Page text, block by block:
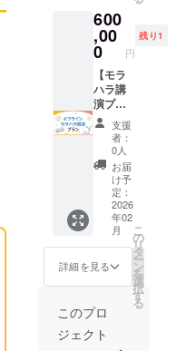
日来れ
ない場
合で
も、振
替は御
座いま
せん。
メール
にて
zoomの
URL等
をお送
りし、
当日ご
参加の
流れと
なりま
す。支
援者様
の他
に、代
表の中
川と運
か」を
代表の
中川が
説明し
ます。
支援者
様はマ
イク
OFFと
なり、
顔出し
無しを
推奨、
耳だけ
の参加
もOKで
す。イ
ベント
中に質
問が出
来る
URLを
用意
ハラス
メント
研修を
実施さ
せて頂
きま
す。1つ
のご支
援につ
回/1~2
時間と
なりま
す。
（日時
は日程
調整で
すり合
わせの
上実施
致しま
す） ②
クラ
600
,00
0 円
残り1
【モラ
ハラ講
演プラ
ン（オ
フライ
ン）】
①代表
の中川
が2025
年8月～
2026年
2月の間
でオフ
ライン
（現
地）に
てモラ
ハラに
ついて
支援
者：
0人
お届
け予
定：
2026
年02
月
詳細を見る
こ
の
リ
タ
ー
ン
を
選
択
す
る
このプロ
ジェクト